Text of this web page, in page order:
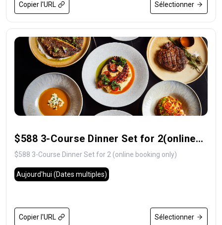
Copier l'URL Sélectionner
$588 3-Course Dinner Set for 2(online
booking only)
$588 3-Course Dinner Set for 2 (online booking only)
Aujourd'hui (Dates multiples)
Copier l'URL Sélectionner